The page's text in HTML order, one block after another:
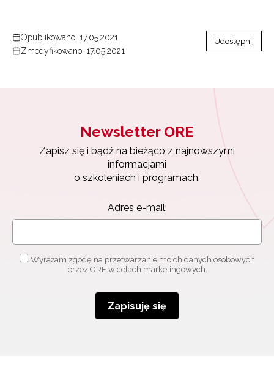
Opublikowano: 17.05.2021
Zmodyfikowano: 17.05.2021
Udostępnij
Newsletter ORE
Zapisz się i bądź na bieżąco z najnowszymi
informacjami
o szkoleniach i programach.
Adres e-mail:
Wyrażam zgodę na przetwarzanie moich danych osobowych
przez ORE w celach marketingowych.
Zapisuję się